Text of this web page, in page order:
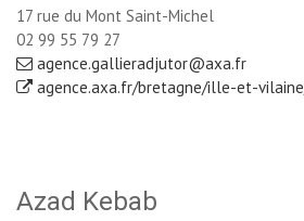
17 rue du Mont Saint-Michel
02 99 55 79 27
agence.gallieradjutor@axa.fr
agence.axa.fr/bretagne/ille-et-
Azad Kebab